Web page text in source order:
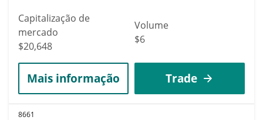
Capitalização de
mercado
$20,648
Volume
$6
Mais informação Trade
8661